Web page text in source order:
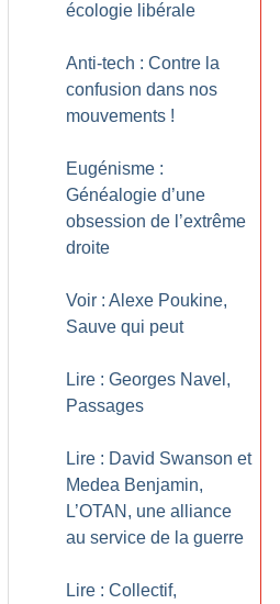
écologie libérale
Anti-tech : Contre la
confusion dans nos
mouvements !
Eugénisme :
Généalogie d’une
obsession de l’extrême
droite
Voir : Alexe Poukine,
Sauve qui peut
Lire : Georges Navel,
Passages
Lire : David Swanson et
Medea Benjamin,
L’OTAN, une alliance
au service de la guerre
Lire : Collectif,